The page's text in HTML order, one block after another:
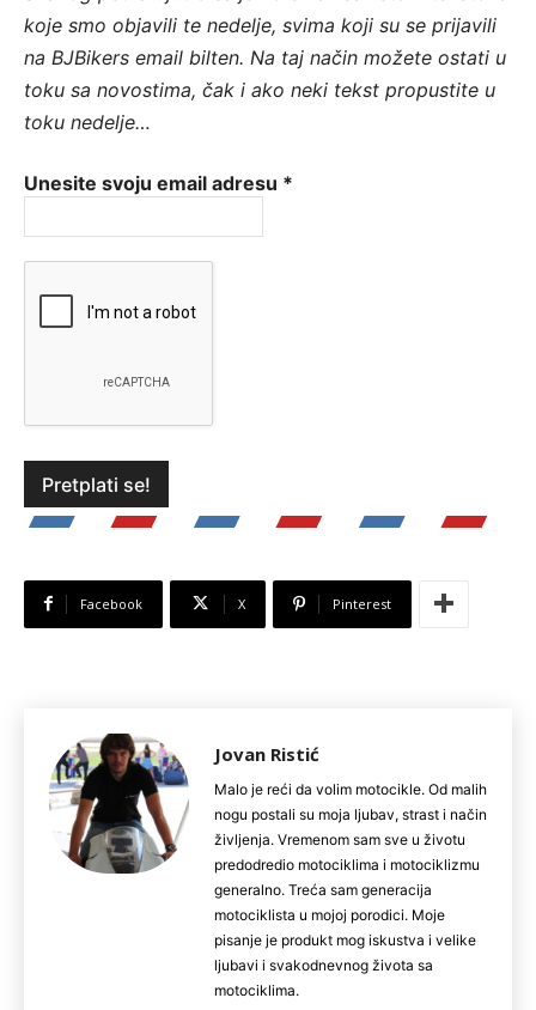
koje smo objavili te nedelje, svima koji su se prijavili
na BJBikers email bilten. Na taj način možete ostati u
toku sa novostima, čak i ako neki tekst propustite u
toku nedelje…
Unesite svoju email adresu *
Facebook X Pinterest
Jovan Ristić
Malo je reći da volim motocikle. Od malih
nogu postali su moja ljubav, strast i način
življenja. Vremenom sam sve u životu
predodredio motociklima i motociklizmu
generalno. Treća sam generacija
motociklista u mojoj porodici. Moje
pisanje je produkt mog iskustva i velike
ljubavi i svakodnevnog života sa
motociklima.